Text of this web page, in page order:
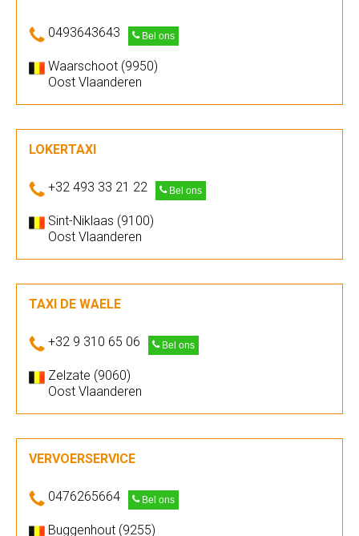
0493643643 Bel ons
Waarschoot (9950)
Oost Vlaanderen
LOKERTAXI
+32 493 33 21 22 Bel ons
Sint-Niklaas (9100)
Oost Vlaanderen
TAXI DE WAELE
+32 9 310 65 06 Bel ons
Zelzate (9060)
Oost Vlaanderen
VERVOERSERVICE
0476265664 Bel ons
Buggenhout (9255)